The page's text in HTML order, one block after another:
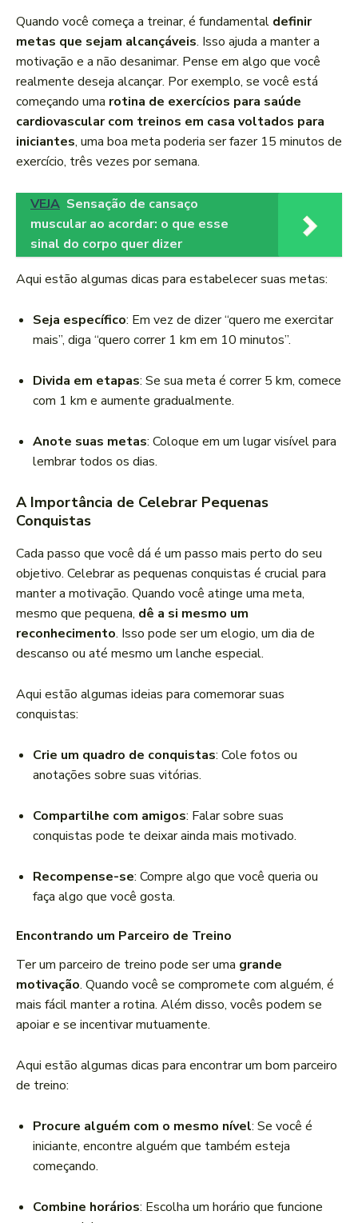
Quando você começa a treinar, é fundamental definir
metas que sejam alcançáveis. Isso ajuda a manter a
motivação e a não desanimar. Pense em algo que você
realmente deseja alcançar. Por exemplo, se você está
começando uma rotina de exercícios para saúde
cardiovascular com treinos em casa voltados para
iniciantes, uma boa meta poderia ser fazer 15 minutos de
exercício, três vezes por semana.
VEJA Sensação de cansaço
muscular ao acordar: o que esse
sinal do corpo quer dizer
Aqui estão algumas dicas para estabelecer suas metas:
Seja específico: Em vez de dizer “quero me exercitar
mais”, diga “quero correr 1 km em 10 minutos”.
Divida em etapas: Se sua meta é correr 5 km, comece
com 1 km e aumente gradualmente.
Anote suas metas: Coloque em um lugar visível para
lembrar todos os dias.
A Importância de Celebrar Pequenas
Conquistas
Cada passo que você dá é um passo mais perto do seu
objetivo. Celebrar as pequenas conquistas é crucial para
manter a motivação. Quando você atinge uma meta,
mesmo que pequena, dê a si mesmo um
reconhecimento. Isso pode ser um elogio, um dia de
descanso ou até mesmo um lanche especial.
Aqui estão algumas ideias para comemorar suas
conquistas:
Crie um quadro de conquistas: Cole fotos ou
anotações sobre suas vitórias.
Compartilhe com amigos: Falar sobre suas
conquistas pode te deixar ainda mais motivado.
Recompense-se: Compre algo que você queria ou
faça algo que você gosta.
Encontrando um Parceiro de Treino
Ter um parceiro de treino pode ser uma grande
motivação. Quando você se compromete com alguém, é
mais fácil manter a rotina. Além disso, vocês podem se
apoiar e se incentivar mutuamente.
Aqui estão algumas dicas para encontrar um bom parceiro
de treino:
Procure alguém com o mesmo nível: Se você é
iniciante, encontre alguém que também esteja
começando.
Combine horários: Escolha um horário que funcione